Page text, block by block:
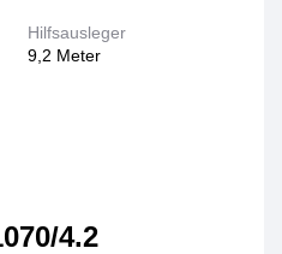
Hilfsausleger
9,2 Meter
4.2